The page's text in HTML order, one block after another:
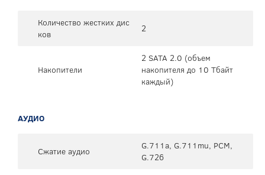
Количество жестких дис
ков
2
Накопители
2 SATA 2.0 (объем
накопителя до 10 Тбайт
каждый)
АУДИО
Сжатие аудио
G.711a, G.711mu, PCM,
G.726